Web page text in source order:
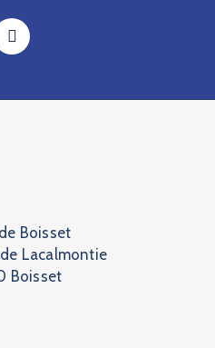
Boisset
Lacalmontie
Boisset